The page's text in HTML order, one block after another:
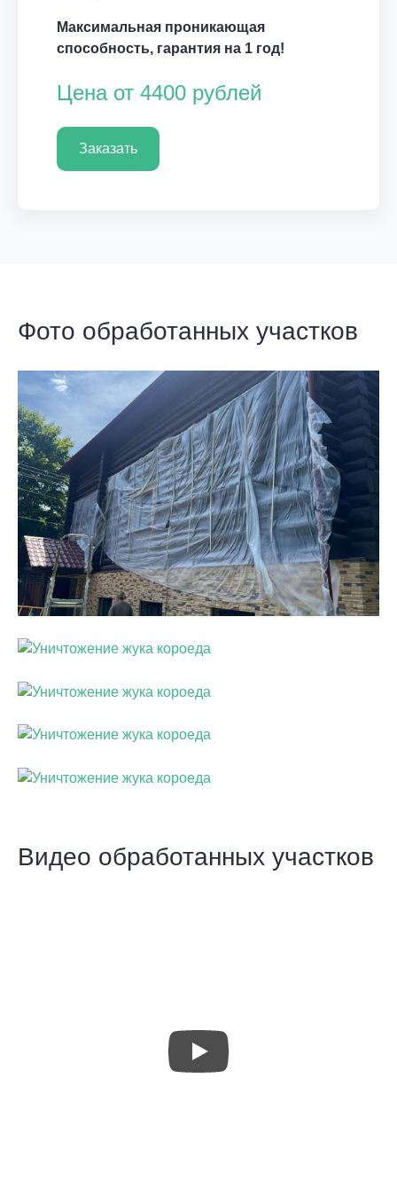
Максимальная проникающая
способность, гарантия на 1 год!
Цена от 4400 рублей
Заказать
Фото обработанных участков
Видео обработанных участков